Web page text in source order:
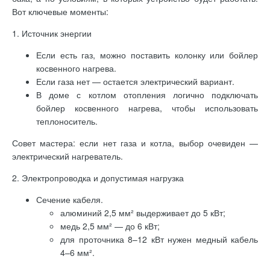
Вот ключевые моменты:
1. Источник энергии
Если есть газ, можно поставить колонку или бойлер
косвенного нагрева.
Если газа нет — остается электрический вариант.
В доме с котлом отопления логично подключать
бойлер косвенного нагрева, чтобы использовать
теплоноситель.
Совет мастера: если нет газа и котла, выбор очевиден —
электрический нагреватель.
2. Электропроводка и допустимая нагрузка
Сечение кабеля.
алюминий 2,5 мм² выдерживает до 5 кВт;
медь 2,5 мм² — до 6 кВт;
для проточника 8–12 кВт нужен медный кабель
4–6 мм².